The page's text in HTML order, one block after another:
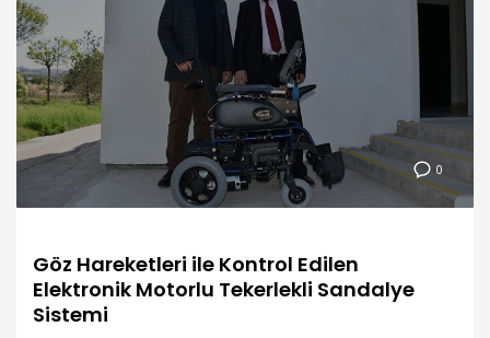
0
Göz Hareketleri ile Kontrol Edilen
Elektronik Motorlu Tekerlekli Sandalye
Sistemi